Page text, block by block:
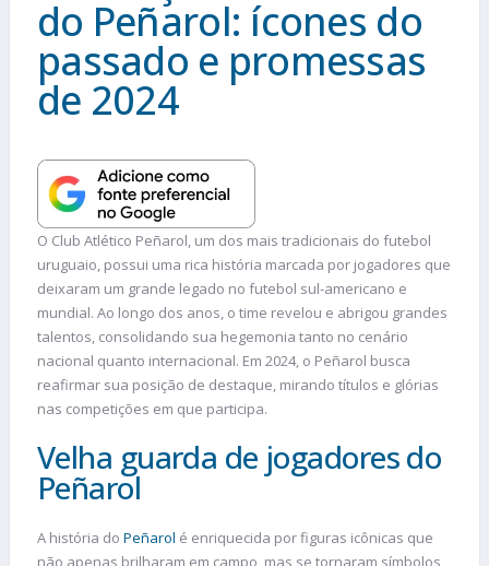
do Peñarol: ícones do
passado e promessas
de 2024
O Club Atlético Peñarol, um dos mais tradicionais do futebol
uruguaio, possui uma rica história marcada por jogadores que
deixaram um grande legado no futebol sul-americano e
mundial. Ao longo dos anos, o time revelou e abrigou grandes
talentos, consolidando sua hegemonia tanto no cenário
nacional quanto internacional. Em 2024, o Peñarol busca
reafirmar sua posição de destaque, mirando títulos e glórias
nas competições em que participa.
Velha guarda de jogadores do
Peñarol
A história do Peñarol é enriquecida por figuras icônicas que
não apenas brilharam em campo, mas se tornaram símbolos